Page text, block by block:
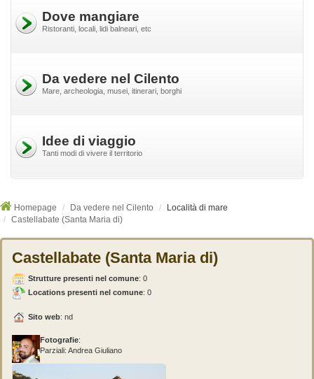
Dove mangiare
Ristoranti, locali, lidi balneari, etc
Da vedere nel Cilento
Mare, archeologia, musei, itinerari, borghi
Idee di viaggio
Tanti modi di vivere il territorio
Homepage Da vedere nel Cilento
Località di mare
Castellabate (Santa Maria di)
Castellabate (Santa Maria di)
Strutture presenti nel comune: 0
Locations presenti nel comune: 0
Sito web: nd
Fotografie:
Parziali: Andrea Giuliano